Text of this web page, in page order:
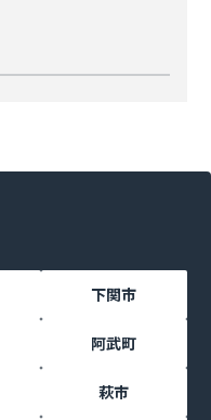
下関市
阿武町
萩市